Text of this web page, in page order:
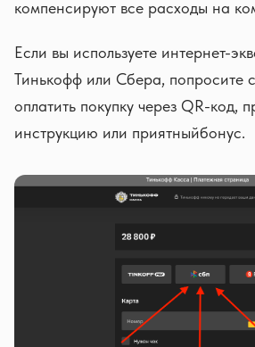
компенсируют все расходы на
Если вы используете интернет-
Тинькофф или Сбера, попросите
оплатить покупку через QR-код,
инструкцию или приятныйбонус.